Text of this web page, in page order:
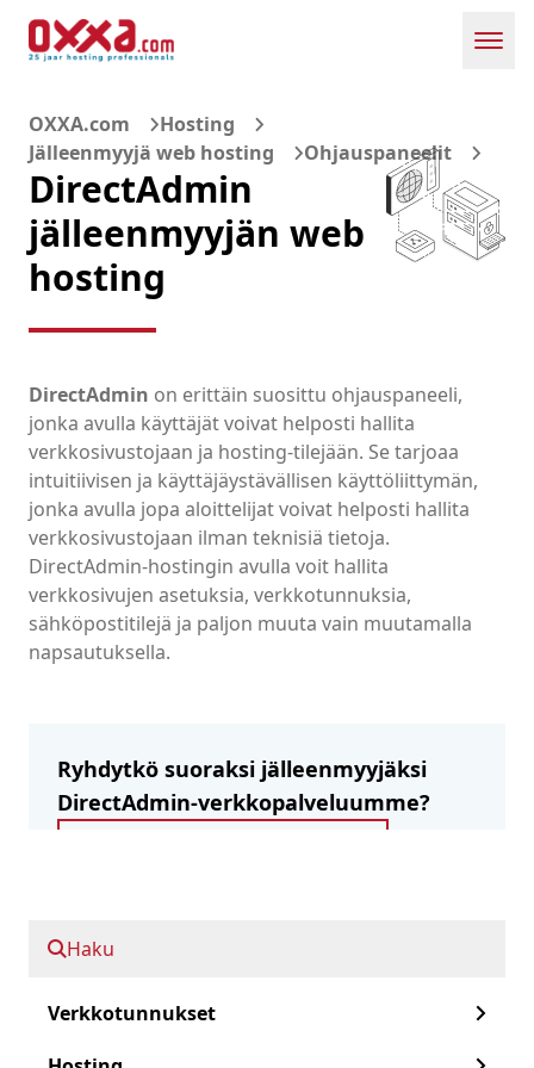
Verkkotunnukset
Haku
OXXA.com
Hosting
Jälleenmyyjä web hosting
Ohjauspaneelit
DirectAdmin
jälleenmyyjän web
hosting
DirectAdmin on erittäin suosittu ohjauspaneeli,
jonka avulla käyttäjät voivat helposti hallita
verkkosivustojaan ja hosting-tilejään. Se tarjoaa
intuitiivisen ja käyttäjäystävällisen käyttöliittymän,
jonka avulla jopa aloittelijat voivat helposti hallita
verkkosivustojaan ilman teknisiä tietoja.
DirectAdmin-hostingin avulla voit hallita
verkkosivujen asetuksia, verkkotunnuksia,
sähköpostitilejä ja paljon muuta vain muutamalla
napsautuksella.
Ryhdytkö suoraksi jälleenmyyjäksi
DirectAdmin-verkkopalveluumme?
Siirry eteenpäin:
Miksi DirectAdmin?